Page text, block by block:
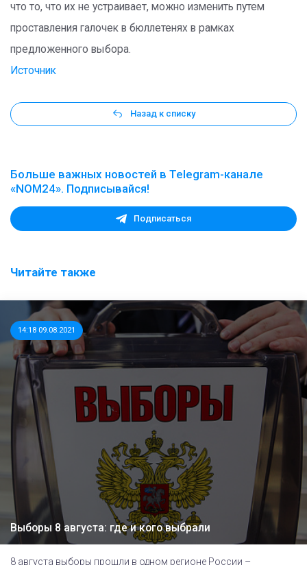
что то, что их не устраивает, можно изменить путем
проставления галочек в бюллетенях в рамках
предложенного выбора.
Источник
Назад к списку
Больше важных новостей в Telegram-канале
«NOM24». Подписывайся!
Подписаться
Читайте также
14:18 09.08.2021
Выборы 8 августа: где и кого выбрали
8 августа выборы прошли в одном регионе России –